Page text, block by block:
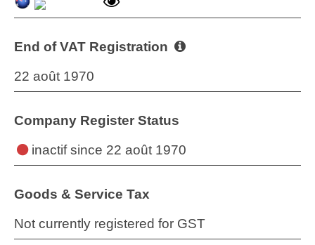
End of VAT Registration
22 août 1970
Company Register Status
inactifsince 22 août 1970
Goods & Service Tax
Not currently registered for GST